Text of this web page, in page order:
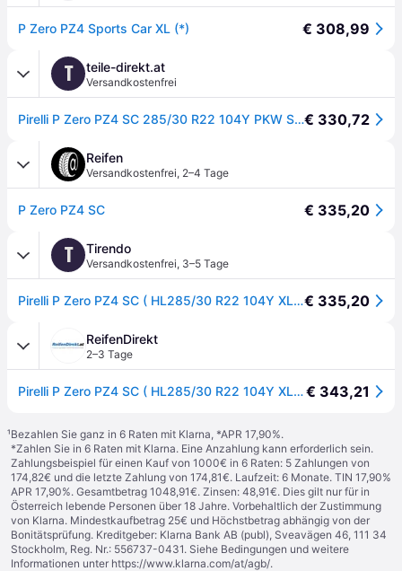
P Zero PZ4 Sports Car XL (*) € 308,99
T teile-direkt.at
Versandkostenfrei
Pirelli P Zero PZ4 SC 285/30 R22 104Y PKW Sommerreifen Reifen 3991000€ 330,72
Reifen
Versandkostenfrei, 2–4 Tage
P Zero PZ4 SC € 335,20
T Tirendo
Versandkostenfrei, 3–5 Tage
Pirelli P Zero PZ4 SC ( HL285/30 R22 104Y XL * ) - schwarz€ 335,20
ReifenDirekt
2–3 Tage
Pirelli P Zero PZ4 SC ( HL285/30 R22 104Y XL * )€ 343,21
¹Bezahlen Sie ganz in 6 Raten mit Klarna, *APR 17,90%.
*Zahlen Sie in 6 Raten mit Klarna. Eine Anzahlung kann erforderlich sein.
Zahlungsbeispiel für einen Kauf von 1000€ in 6 Raten: 5 Zahlungen von
174,82€ und die letzte Zahlung von 174,81€. Laufzeit: 6 Monate. TIN 17,90%
APR 17,90%. Gesamtbetrag 1048,91€. Zinsen: 48,91€. Dies gilt nur für in
Österreich lebende Personen über 18 Jahre. Vorbehaltlich der Zustimmung
von Klarna. Mindestkaufbetrag 25€ und Höchstbetrag abhängig von der
Bonitätsprüfung. Kreditgeber: Klarna Bank AB (publ), Sveavägen 46, 111 34
Stockholm, Reg. Nr.: 556737-0431. Siehe Bedingungen und weitere
Informationen unter https://www.klarna.com/at/agb/.